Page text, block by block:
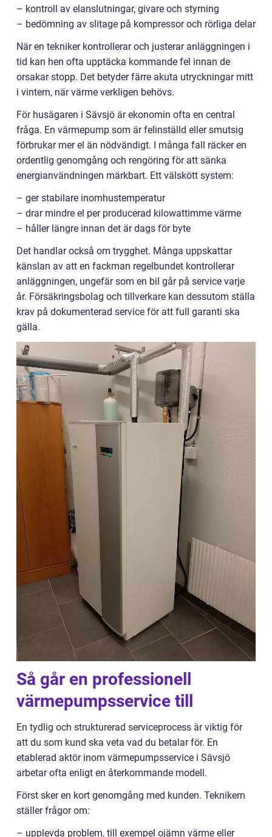
– kontroll av elanslutningar, givare och styrning
– bedömning av slitage på kompressor och rörliga delar
När en tekniker kontrollerar och justerar anläggningen i
tid kan hen ofta upptäcka kommande fel innan de
orsakar stopp. Det betyder färre akuta utryckningar mitt
i vintern, när värme verkligen behövs.
För husägaren i Sävsjö är ekonomin ofta en central
fråga. En värmepump som är felinställd eller smutsig
förbrukar mer el än nödvändigt. I många fall räcker en
ordentlig genomgång och rengöring för att sänka
energianvändningen märkbart. Ett välskött system:
– ger stabilare inomhustemperatur
– drar mindre el per producerad kilowattimme värme
– håller längre innan det är dags för byte
Det handlar också om trygghet. Många uppskattar
känslan av att en fackman regelbundet kontrollerar
anläggningen, ungefär som en bil går på service varje
år. Försäkringsbolag och tillverkare kan dessutom ställa
krav på dokumenterad service för att full garanti ska
gälla.
Så går en professionell
värmepumpsservice till
En tydlig och strukturerad serviceprocess är viktig för
att du som kund ska veta vad du betalar för. En
etablerad aktör inom värmepumpsservice i Sävsjö
arbetar ofta enligt en återkommande modell.
Först sker en kort genomgång med kunden. Teknikern
ställer frågor om:
– upplevda problem, till exempel ojämn värme eller